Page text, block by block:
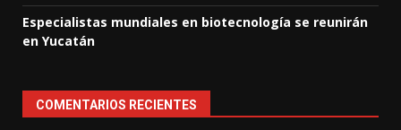
Especialistas mundiales en biotecnología se reunirán
en Yucatán
COMENTARIOS RECIENTES